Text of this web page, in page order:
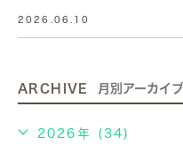
2026.06.10
ARCHIVE 月別アーカイブ
2026年 (34)